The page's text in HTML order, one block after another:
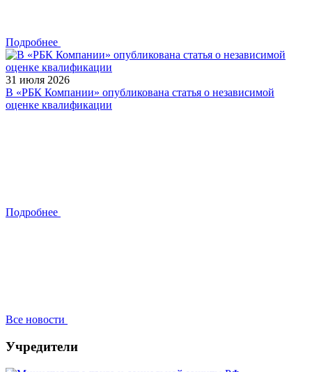
Подробнее
31 июля 2026
В «РБК Компании» опубликована статья о независимой
оценке квалификации
Подробнее
Все новости
Учредители